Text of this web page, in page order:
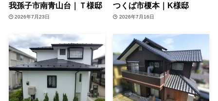
我孫子市南青山台｜Ｔ様邸
2026年7月23日
つくば市榎本｜K様邸
2026年7月16日